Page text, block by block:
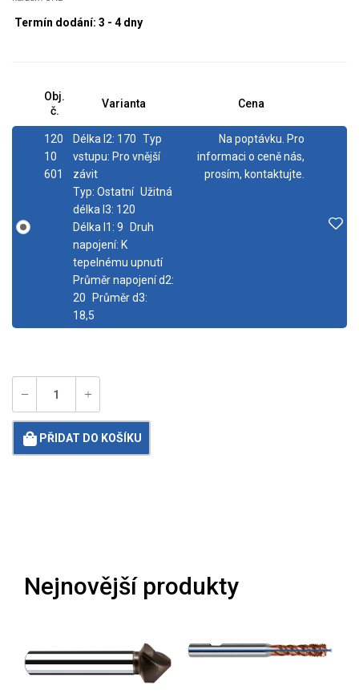
Termín dodání: 3 - 4 dny
Obj.
č.
Varianta Cena
120
10
601
Délka l2: 170 Typ
vstupu: Pro vnější
závit
Typ: Ostatní Užitná
délka l3: 120
Délka l1: 9
Druh
napojení: K
tepelnému upnutí
Průměr napojení d2:
20
Průměr d3:
18,5
Na poptávku. Pro
informaci o ceně nás,
prosím, kontaktujte.
PŘIDAT DO KOŠÍKU
Nejnovější produkty